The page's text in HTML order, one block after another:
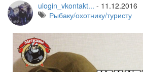
ulogin_vkontakt... - 11.12.2016
Рыбаку/охотнику/туристу